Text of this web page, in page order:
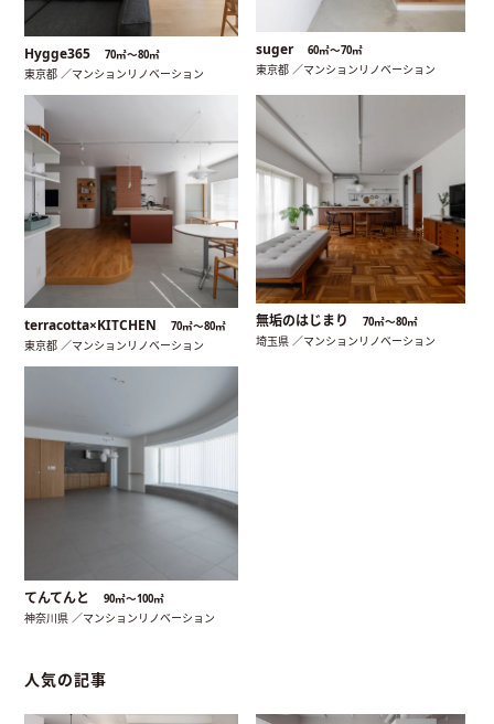
Hygge365 70㎡〜80㎡
東京都 ／マンションリノベーション
suger 60㎡〜70㎡
東京都 ／マンションリノベーション
terracotta×KITCHEN 70㎡〜80㎡
東京都 ／マンションリノベーション
無垢のはじまり 70㎡〜80㎡
埼玉県 ／マンションリノベーション
てんてんと 90㎡〜100㎡
神奈川県 ／マンションリノベーション
人気の記事